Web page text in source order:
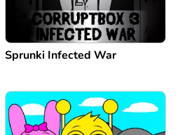
Sprunki Infected War